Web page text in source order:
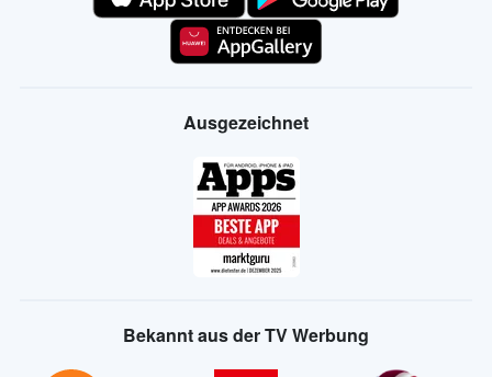
Ausgezeichnet
Bekannt aus der TV Werbung